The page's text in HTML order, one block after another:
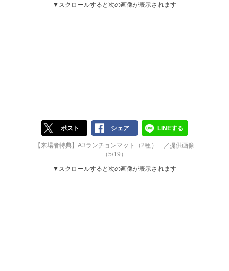
▼スクロールすると次の画像が表示されます
ポスト シェア LINEする
【来場者特典】A3ランチョンマット（2種） ／提供画像
（5/19）
▼スクロールすると次の画像が表示されます